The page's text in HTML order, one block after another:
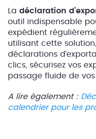
La déclaration
outil indispensable
expédient
utilisant cette
déclarations
clics, sécurisez vos
passage fluide de
A lire également :
calendrier pour les